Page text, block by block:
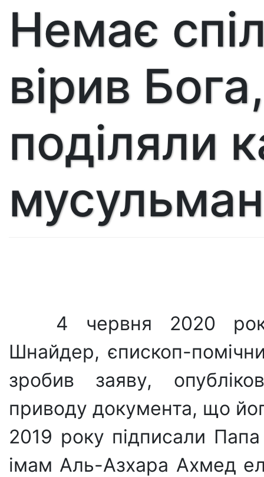
Немає
вірив
поділяли
4 червня 2020
Шнайдер, єпископ-
зробив заяву,
приводу документа, що
2019 року під­писали
імам Аль-Азхара Ахмед